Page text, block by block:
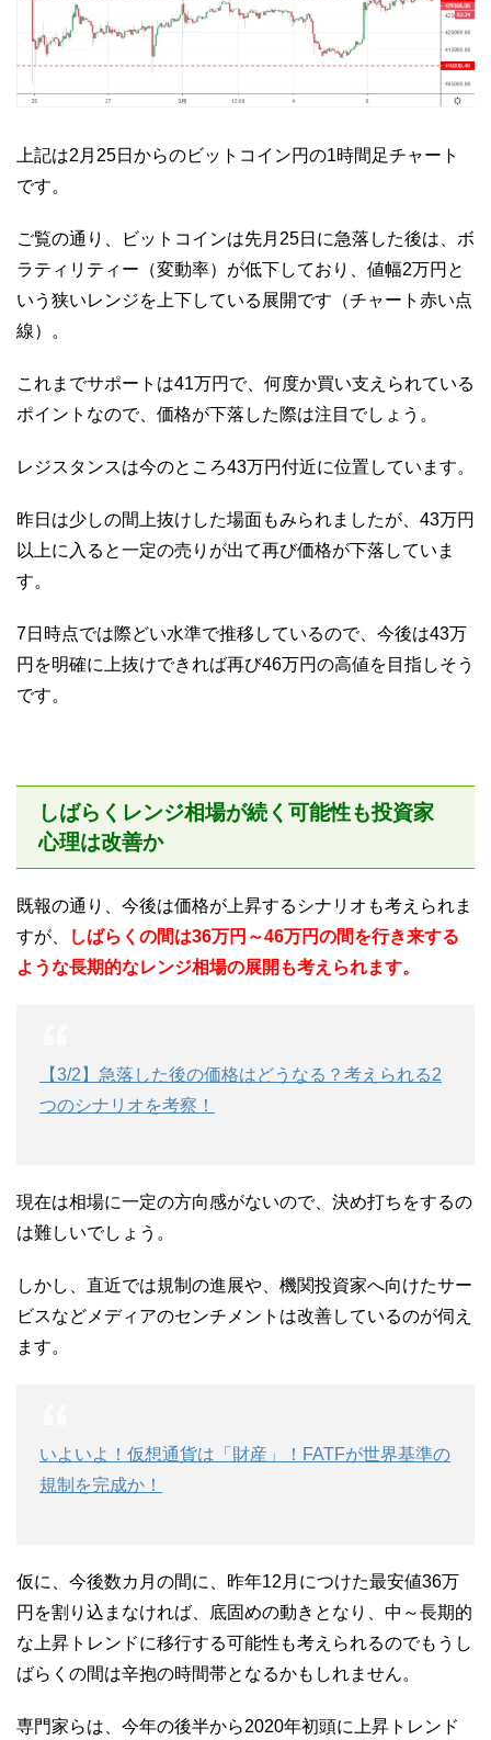
上記は2月25日からのビットコイン円の1時間足チャート
です。
ご覧の通り、ビットコインは先月25日に急落した後は、ボ
ラティリティー（変動率）が低下しており、値幅2万円と
いう狭いレンジを上下している展開です（チャート赤い点
線）。
これまでサポートは41万円で、何度か買い支えられている
ポイントなので、価格が下落した際は注目でしょう。
レジスタンスは今のところ43万円付近に位置しています。
昨日は少しの間上抜けした場面もみられましたが、43万円
以上に入ると一定の売りが出て再び価格が下落していま
す。
7日時点では際どい水準で推移しているので、今後は43万
円を明確に上抜けできれば再び46万円の高値を目指しそう
です。
しばらくレンジ相場が続く可能性も投資家
心理は改善か
既報の通り、今後は価格が上昇するシナリオも考えられま
すが、
しばらくの間は36万円～46万円の間を行き来する
ような長期的なレンジ相場の展開も考えられます。
【3/2】急落した後の価格はどうなる？考えられる2
つのシナリオを考察！
現在は相場に一定の方向感がないので、決め打ちをするの
は難しいでしょう。
しかし、直近では規制の進展や、機関投資家へ向けたサー
ビスなどメディアのセンチメントは改善しているのが伺え
ます。
いよいよ！仮想通貨は「財産」！FATFが世界基準の
規制を完成か！
仮に、今後数カ月の間に、昨年12月につけた最安値36万
円を割り込まなければ、底固めの動きとなり、中～長期的
な上昇トレンドに移行する可能性も考えられるのでもうし
ばらくの間は辛抱の時間帯となるかもしれません。
専門家らは、今年の後半から2020年初頭に上昇トレンド